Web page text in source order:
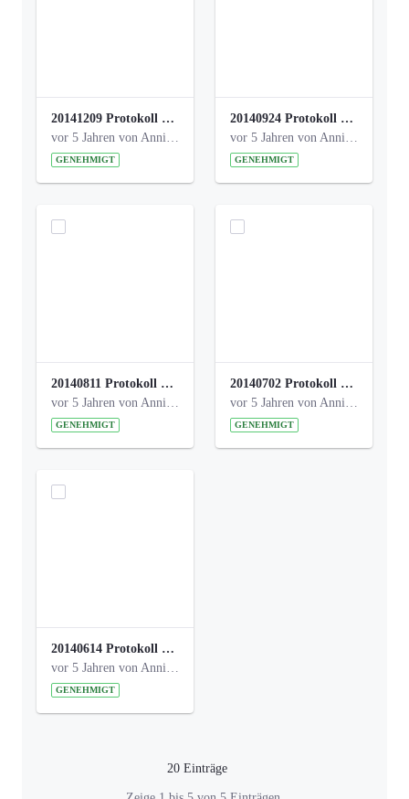
20141209 Protokoll Park am Gesundheitsamt 04.pdf
GENEHMIGT
20140924 Protokoll Park am Gesundheitsamt 03.pdf
GENEHMIGT
20140811 Protokoll Park am Gesundheitsamt 02.pdf
GENEHMIGT
20140702 Protokoll Park am Gesundheitsam 01.pdf
GENEHMIGT
20140614 Protokoll Park Am Gesundheitsamt 00.pdf
GENEHMIGT
20 Einträge
Pro Seite